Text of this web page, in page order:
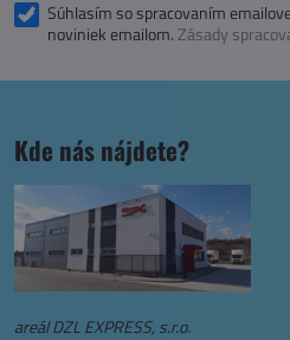
Súhlasím so spracovaním
noviniek emailom.Zásady
Kde nás nájdete?
areál DZL EXPRESS, s.r.o.